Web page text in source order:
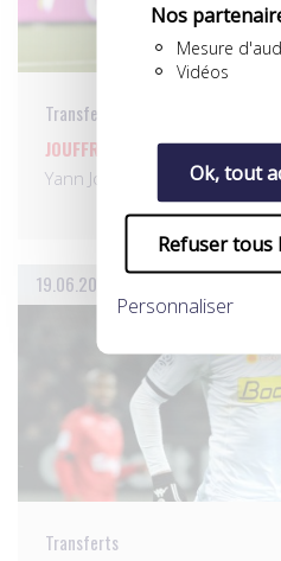
Nos
Mesure
Vidéos
Ok, tout
Refuser tous
Personnaliser
Transferts
JOUFFRE, DEUX ANS À METZ!
Yann Jouffre rejoint le FC
19.06.2016
Transferts